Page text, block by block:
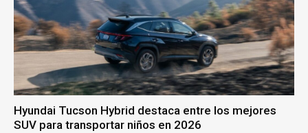
Hyundai Tucson Hybrid destaca entre los mejores
SUV para transportar niños en 2026